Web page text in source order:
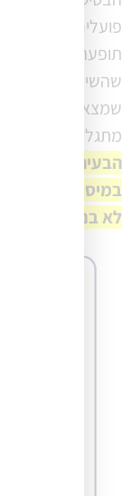
פועלים ללא
תופעה
שהשיבו לסקר
שמצאנו בסקר,
מתגלים כתופעה
הבעיה של
במיסוד.
רבים
לא בנו את